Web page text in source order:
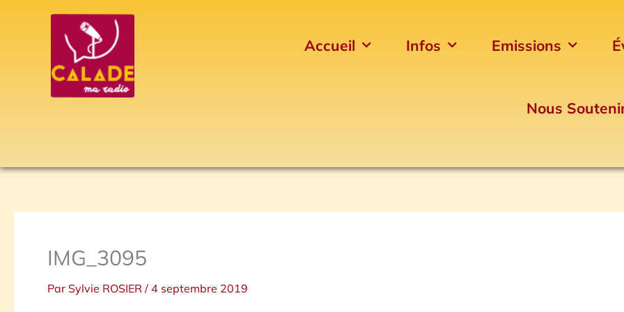
Accueil Infos Emissions
Nous
IMG_3095
Par Sylvie ROSIER / 4 septembre 2019